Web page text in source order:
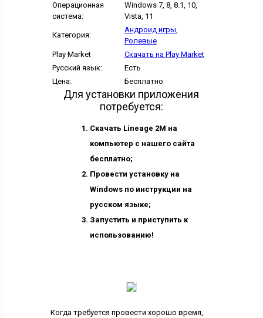
Операционная
система:
Windows 7, 8, 8.1, 10,
Vista, 11
Категория:
Андроид игры,
Ролевые
Play Market
Скачать на Play Market
Русский язык:
Есть
Цена:
Бесплатно
Для установки приложения
потребуется:
Скачать Lineage 2M на
компьютер с нашего сайта
бесплатно;
Провести установку на
Windows по инструкции на
русском языке;
Запустить и приступить к
использованию!
Когда требуется провести хорошо время,